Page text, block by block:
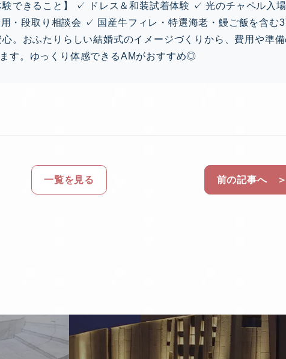
できること】 ✓ ドレス＆和装試着体験 ✓ 光のチャペル入
・段取り相談会 ✓ 国産牛フィレ・特選海老・鰻ご飯を含む3
。おふたりらしい結婚式のイメージづくりから、費用や準備
す。ゆっくり体感できるAMがおすすめ◎
一覧を見る 前の記事へ ＞